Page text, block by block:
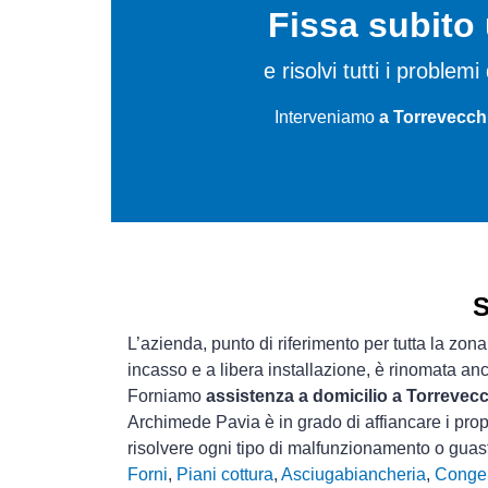
Fissa subito
e risolvi tutti i
Interveniamo a
L’azienda, punto di riferimento per tutta la
incasso e a libera installazione, è rinomata
Forniamo assistenza a domicilio a
Archimede Pavia è in grado di affiancare i
risolvere ogni tipo di malfunzionamento o
Forni, Piani cottura, Asciugabiancheria,